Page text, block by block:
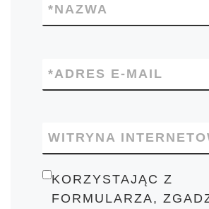
NAZWA
*
ADRES E-MAIL
*
WITRYNA
KORZYSTAJĄC Z
FORMULARZA,